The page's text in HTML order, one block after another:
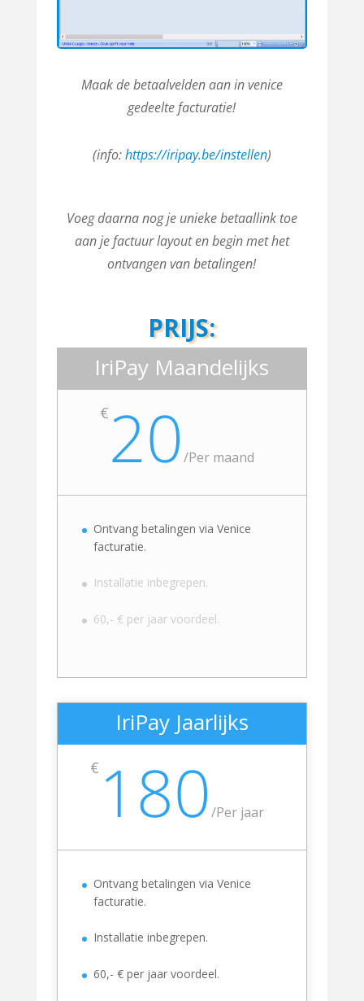
Maak de betaalvelden aan in venice
gedeelte facturatie!
(info:https://iripay.be/instellen)
Voeg daarna nog je uniekebetaallink toe
aan je factuur layout en begin met het
ontvangen van betalingen!
PRIJS:
IriPay Maandelijks
€ 20/Per maand
Ontvang betalingen via Venice
facturatie.
Installatie inbegrepen.
60,- € per jaar voordeel.
IriPay Jaarlijks
€ 180/Per jaar
Ontvang betalingen via Venice
facturatie.
Installatie inbegrepen.
60,- € per jaar voordeel.